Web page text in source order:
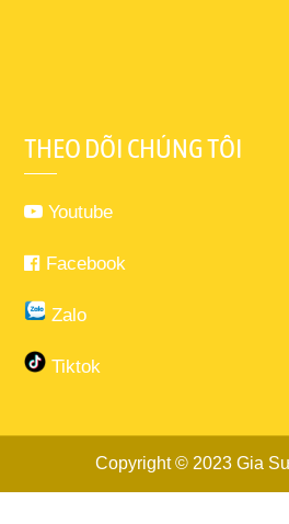
THEO DÕI CHÚNG TÔI
Youtube
Facebook
Zalo
Tiktok
Copyright © 2023 Gia